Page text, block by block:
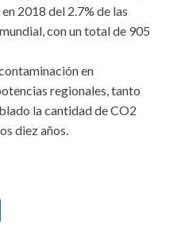
2018 del 2.7% de las
con un total de 905
en
regionales, tanto
la cantidad de CO2
diez años.